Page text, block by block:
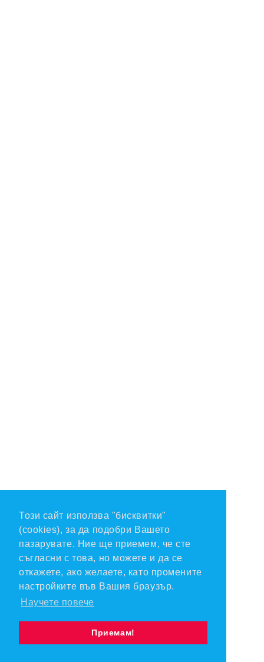
Този сайт използва "бисквитки"
(cookies), за да подобри Вашето
пазарувате. Ние ще приемем, че сте
съгласни с това, но можете и да се
откажете, ако желаете, като промените
настройките във Вашия браузър.
Научете повече
Приемам!